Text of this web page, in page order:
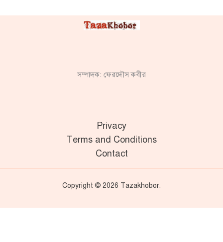
সম্পাদক: ফেরদৌস কবীর
Privacy
Terms and Conditions
Contact
Copyright © 2026 Tazakhobor.